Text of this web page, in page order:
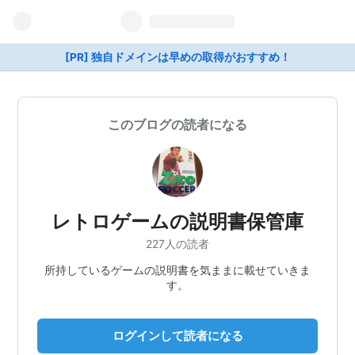
[PR] 独自ドメインは早めの取得がおすすめ！
このブログの読者になる
レトロゲームの説明書保管庫
227人の読者
所持しているゲームの説明書を気ままに載せていきま
す。
ログインして読者になる